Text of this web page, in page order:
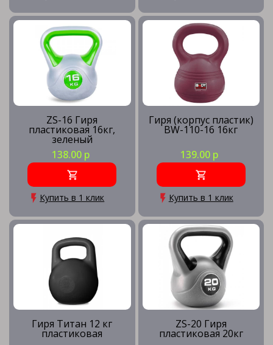
ZS-16 Гиря
пластиковая 16кг,
зеленый
138.00 р
Купить в 1 клик
Гиря (корпус пластик)
BW-110-16 16кг
139.00 р
Купить в 1 клик
Гиря Титан 12 кг
пластиковая
ZS-20 Гиря
пластиковая 20кг